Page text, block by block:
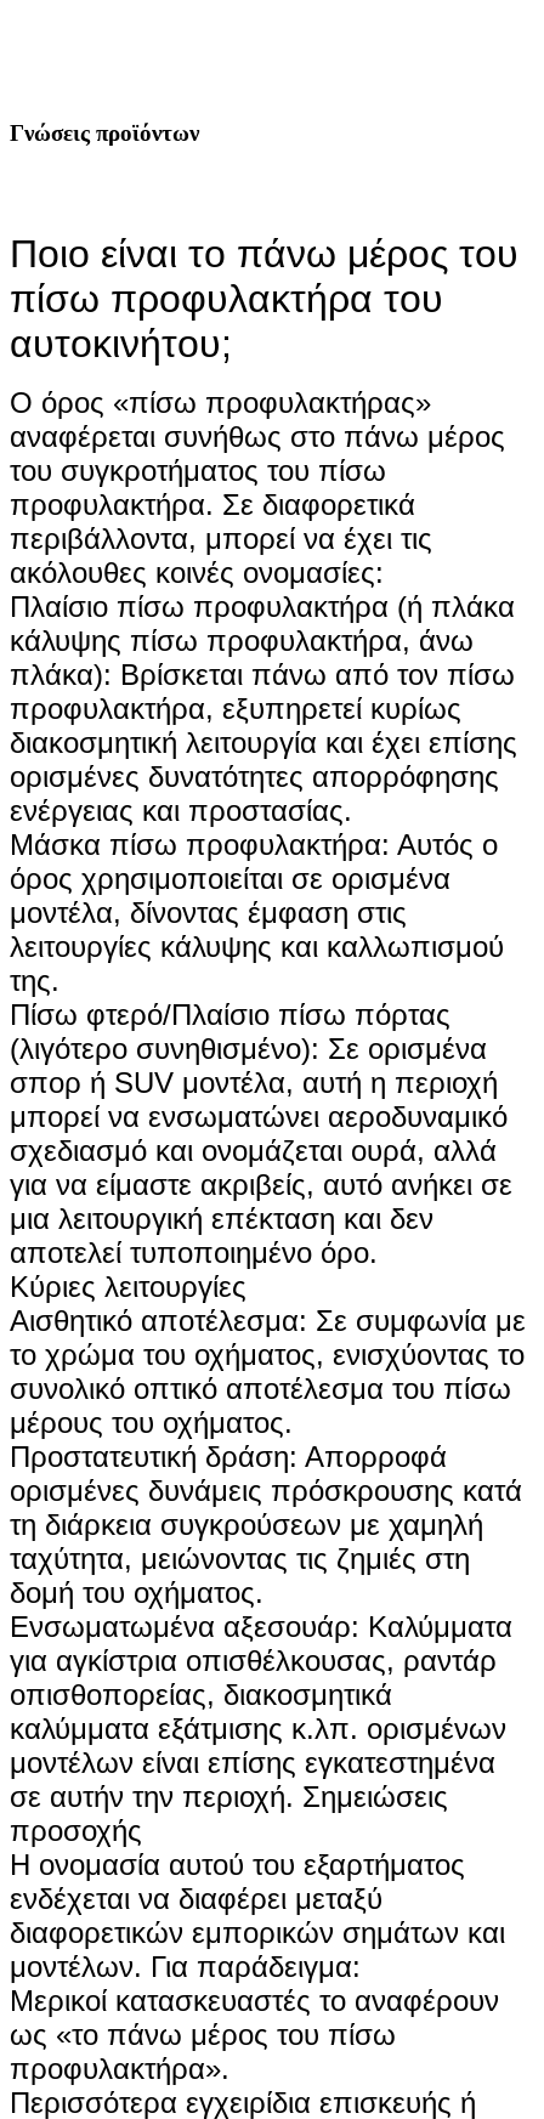
Γνώσεις προϊόντων
Ποιο είναι το πάνω μέρος του
πίσω προφυλακτήρα του
αυτοκινήτου;
Ο όρος «πίσω προφυλακτήρας»
αναφέρεται συνήθως στο πάνω μέρος
του συγκροτήματος του πίσω
προφυλακτήρα. Σε διαφορετικά
περιβάλλοντα, μπορεί να έχει τις
ακόλουθες κοινές ονομασίες:
‌Πλαίσιο πίσω προφυλακτήρα‌ (ή πλάκα
κάλυψης πίσω προφυλακτήρα, άνω
πλάκα): Βρίσκεται πάνω από τον πίσω
προφυλακτήρα, εξυπηρετεί κυρίως
διακοσμητική λειτουργία και έχει επίσης
ορισμένες δυνατότητες απορρόφησης
ενέργειας και προστασίας.
‌Μάσκα πίσω προφυλακτήρα‌: Αυτός ο
όρος χρησιμοποιείται σε ορισμένα
μοντέλα, δίνοντας έμφαση στις
λειτουργίες κάλυψης και καλλωπισμού
της.
‌Πίσω φτερό/Πλαίσιο πίσω πόρτας‌
(λιγότερο συνηθισμένο): Σε ορισμένα
σπορ ή SUV μοντέλα, αυτή η περιοχή
μπορεί να ενσωματώνει αεροδυναμικό
σχεδιασμό και ονομάζεται ουρά, αλλά
για να είμαστε ακριβείς, αυτό ανήκει σε
μια λειτουργική επέκταση και δεν
αποτελεί τυποποιημένο όρο.
Κύριες λειτουργίες
‌Αισθητικό αποτέλεσμα‌: Σε συμφωνία με
το χρώμα του οχήματος, ενισχύοντας το
συνολικό οπτικό αποτέλεσμα του πίσω
μέρους του οχήματος.
‌Προστατευτική δράση‌: Απορροφά
ορισμένες δυνάμεις πρόσκρουσης κατά
τη διάρκεια συγκρούσεων με χαμηλή
ταχύτητα, μειώνοντας τις ζημιές στη
δομή του οχήματος.
‌Ενσωματωμένα αξεσουάρ‌: Καλύμματα
για αγκίστρια οπισθέλκουσας, ραντάρ
οπισθοπορείας, διακοσμητικά
καλύμματα εξάτμισης κ.λπ. ορισμένων
μοντέλων είναι επίσης εγκατεστημένα
σε αυτήν την περιοχή‌. Σημειώσεις
προσοχής
Η ονομασία αυτού του εξαρτήματος
ενδέχεται να διαφέρει μεταξύ
διαφορετικών εμπορικών σημάτων και
μοντέλων. Για παράδειγμα:
Μερικοί κατασκευαστές το αναφέρουν
ως «το πάνω μέρος του πίσω
προφυλακτήρα».
Περισσότερα εγχειρίδια επισκευής ή